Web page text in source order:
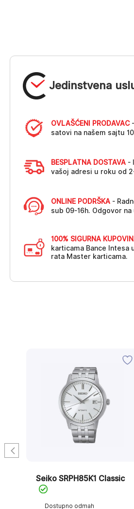
Jedinstvena
OVLAŠĆENI PRODAVAC-
satovi na našem sajtu
BESPLATNA DOSTAVA -
vašoj adresi u roku od
ONLINE PODRŠKA -
sub 09-16h. Odgovor
100% SIGURNA
karticama Bance Intesa
rata Master karticama.
Dostupno odmah
Seiko SRPH85K1 Classic